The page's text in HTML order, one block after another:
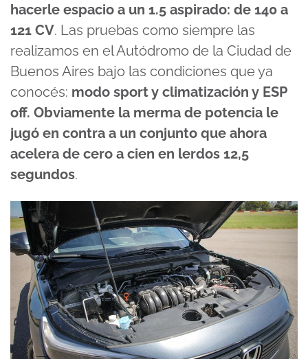
hacerle espacio a un 1.5 aspirado: de 140 a
121 CV. Las pruebas como siempre las
realizamos en el Autódromo de la Ciudad de
Buenos Aires bajo las condiciones que ya
conocés: modo sport y climatización y ESP
off. Obviamente la merma de potencia le
jugó en contra a un conjunto que ahora
acelera de cero a cien en lerdos 12,5
segundos.